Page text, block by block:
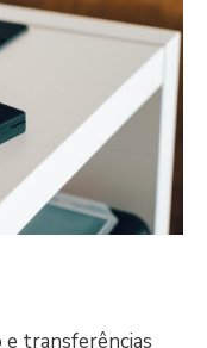
e transferências